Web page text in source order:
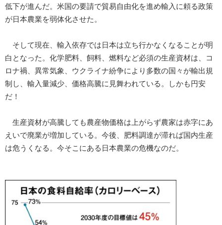
低下が進んだ。米国の要請で貿易自由化を進め輸入に頼る政策
が日本農業を弱体化させた。
そして現在、輸入依存では日本は立ち行かなくなることが明
白となった。化学肥料、飼料、燃料など必須の生産資材は、コ
ロナ禍、異常気象、ウクライナ紛争により多数の国々が輸出規
制し、輸入量減少、価格高騰に見舞われている。しかも円安
だ！
生産資材が高騰しても農産物価格は上がらず農家は赤字にあ
えいで廃業が増加している。今後、肥料調達が滞れば国内生産
は危うくなる。今そこにある日本農業の危機なのだ。